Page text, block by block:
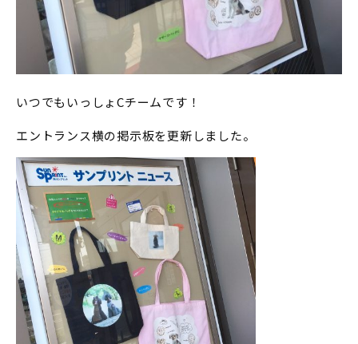
いつでもいっしょCチームです！
エントランス横の掲示板を更新しました。